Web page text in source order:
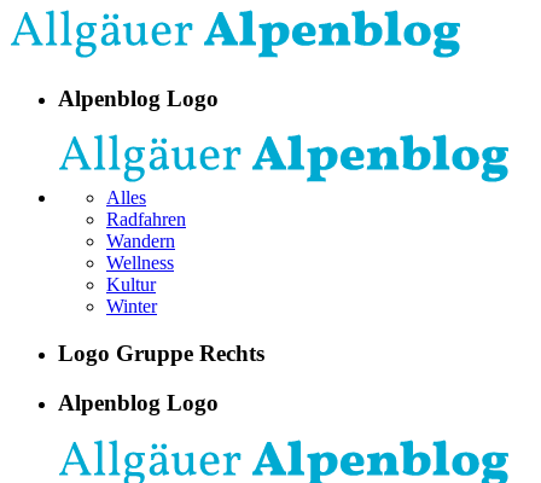
Alpenblog Logo
Alles
Radfahren
Wandern
Wellness
Kultur
Winter
Logo Gruppe Rechts
Alpenblog Logo